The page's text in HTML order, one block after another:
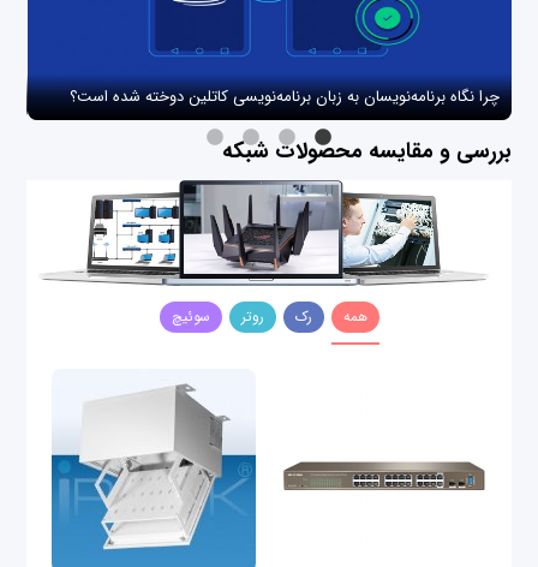
چرا نگاه برنامه‌نویسان به زبان برنامه‌نویسی کاتلین دوخته شده است؟
بررسی و مقایسه محصولات شبکه
همه رک روتر سوئیچ